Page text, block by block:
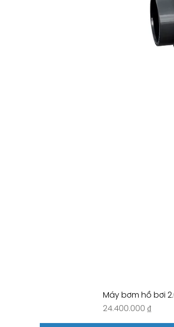
Máy bơm hồ bơi
Giá
24.400.000 ₫